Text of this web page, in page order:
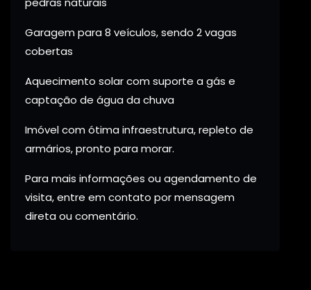
Garagem para 8 veículos, sendo 2 vagas
cobertas
Aquecimento solar com suporte a gás e
captação de água da chuva
Imóvel com ótima infraestrutura, repleto de
armários, pronto para morar.
Para mais informações ou agendamento de
visita, entre em contato por mensagem
direta ou comentário.